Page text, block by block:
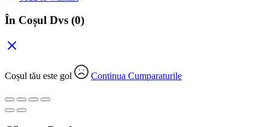
În Coșul Dvs (0)
Coșul tău este gol Continua Cumparaturile